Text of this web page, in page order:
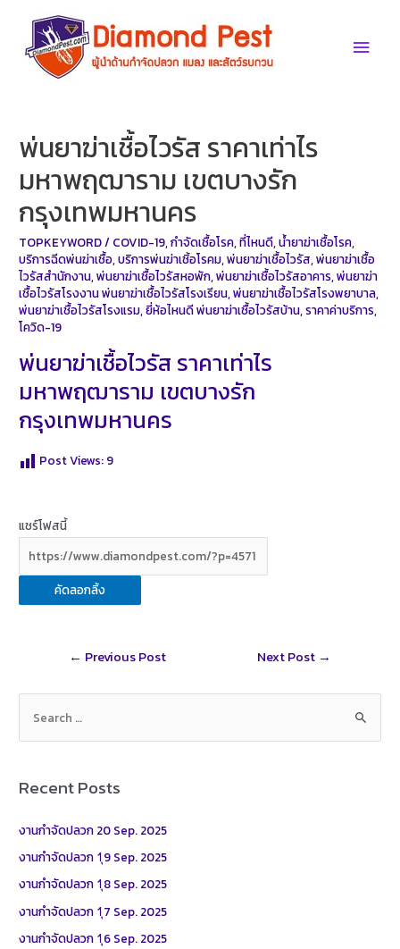
content
Main
พ่นยาฆ่าเชื้อไวรัส ราคาเท่าไร
มหาพฤฒาราม เขตบางรัก
กรุงเทพมหานคร
TOPKEYWORD/ COVID-19,กำจัดเชื้อโรค,ที่ไหนดี,น้ำยาฆ่าเชื้อโรค,
บริการฉีดพ่นฆ่าเชื้อ,บริการพ่นฆ่าเชิ้อโรคม,พ่นยาฆ่าเชื้อไวรัส,พ่นยาฆ่าเชื้อ
ไวรัสสำนักงาน,พ่นยาฆ่าเชื้อไวรัสหอพัก,พ่นยาฆ่าเชื้อไวรัสอาคาร,พ่นยาฆ่า
เชื้อไวรัสโรงงาน พ่นยาฆ่าเชื้อไวรัสโรงเรียน,พ่นยาฆ่าเชื้อไวรัสโรงพยาบาล,
พ่นยาฆ่าเชื้อไวรัสโรงแรม,ยี่ห้อไหนดี พ่นยาฆ่าเชื้อไวรัสบ้าน,ราคาค่าบริการ,
โควิด-19
พ่นยาฆ่าเชื้อไวรัส ราคาเท่าไร
มหาพฤฒาราม เขตบางรัก
กรุงเทพมหานคร
Post Views: 9
แชร์โฟสนี้
คัดลอกลิ้ง
← Previous Post Next Post →
h
:
Recent Posts
งานกำจัดปลวก 20 Sep. 2025
งานกำจัดปลวก 1ุ9 Sep. 2025
งานกำจัดปลวก 1ุ8 Sep. 2025
งานกำจัดปลวก 1ุ7 Sep. 2025
งานกำจัดปลวก 1ุ6 Sep. 2025